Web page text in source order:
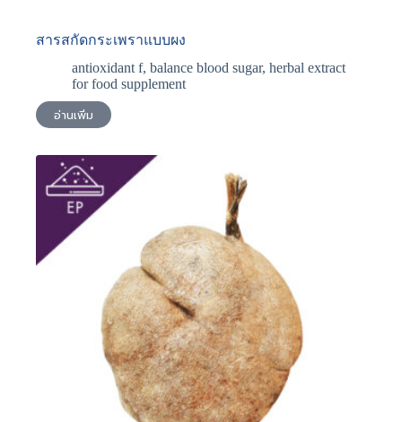
สารสกัดกระเพราแบบผง
antioxidant f, balance blood sugar, herbal extract
for food supplement
อ่านเพิ่ม